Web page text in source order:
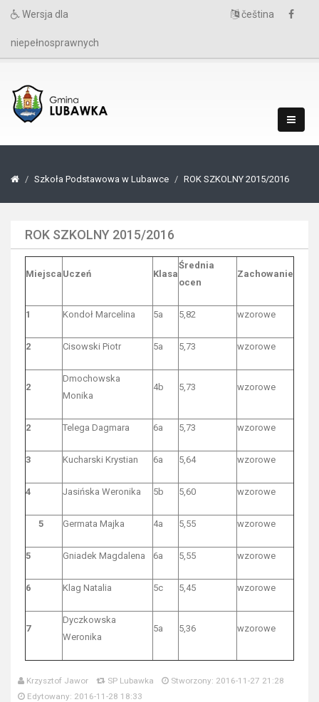
Wersja dla
niepełnosprawnych
čeština
Szkoła Podstawowa w Lubawce ROK SZKOLNY 2015/2016
ROK SZKOLNY 2015/2016
Miejsca Uczeń Klasa
Średnia
ocen
Zachowanie
1 Kondoł Marcelina 5a 5,82 wzorowe
2 Cisowski Piotr 5a 5,73 wzorowe
2
Dmochowska
Monika
4b 5,73 wzorowe
2 Telega Dagmara 6a 5,73 wzorowe
3 Kucharski Krystian 6a 5,64 wzorowe
4 Jasińska Weronika 5b 5,60 wzorowe
5 Germata Majka 4a 5,55 wzorowe
5 Gniadek Magdalena 6a 5,55 wzorowe
6 Klag Natalia 5c 5,45 wzorowe
7
Dyczkowska
Weronika
5a 5,36 wzorowe
Krzysztof Jawor SP Lubawka
Stworzony: 2016-11-27 21:28
Edytowany: 2016-11-28 18:33